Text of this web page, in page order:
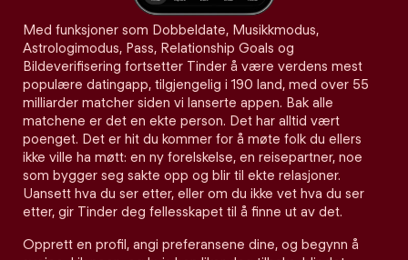
Med funksjoner som Dobbeldate, Musikkmodus,
Astrologimodus, Pass, Relationship Goals og
Bildeverifisering fortsetter Tinder å være verdens mest
populære datingapp, tilgjengelig i 190 land, med over 55
milliarder matcher siden vi lanserte appen. Bak alle
matchene er det en ekte person. Det har alltid vært
poenget. Det er hit du kommer for å møte folk du ellers
ikke ville ha møtt: en ny forelskelse, en reisepartner, noe
som bygger seg sakte opp og blir til ekte relasjoner.
Uansett hva du ser etter, eller om du ikke vet hva du ser
etter, gir Tinder deg fellesskapet til å finne ut av det.
Opprett en profil, angi preferansene dine, og begynn å